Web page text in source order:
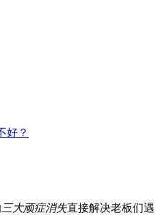
好？
三大顽症消失直接解决老板们遇